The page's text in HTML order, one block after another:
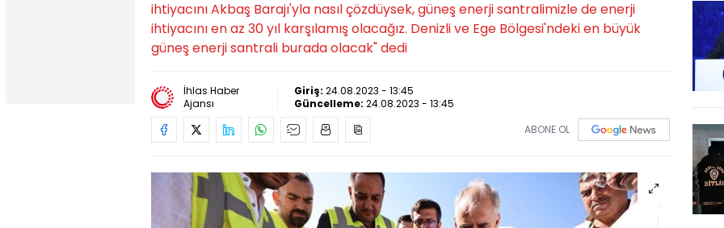
ihtiyacını Akbaş Barajı'yla nasıl çözdüysek, güneş enerji santralimizle de enerji
ihtiyacını en az 30 yıl karşılamış olacağız. Denizli ve Ege Bölgesi'ndeki en büyük
güneş enerji santrali burada olacak" dedi
İhlas Haber
Ajansı
Giriş: 24.08.2023 - 13:45
Güncelleme: 24.08.2023 - 13:45
ABONE OL